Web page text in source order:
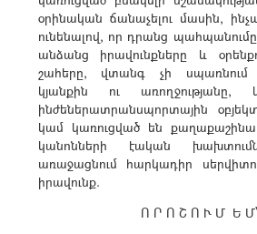
օրինական ճանաչելու մասին,
ունենալով, որ դրանց
անձանց իրավունքները և
շահերը, վտանգ չի սպառնում
կյանքին ու առողջությանը,
ինժեներատրանսպորտային
կամ կառուցված են
կանոնների էական
առաջացնում հարկադիր
իրավունք.
Ո Ր Ո Շ Ո Ւ Մ Ե Մ՝